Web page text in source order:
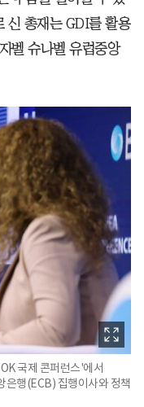
신 총재는 GDI를 활용
벨 슈나벨 유럽중앙
국제 콘퍼런스'에서
은행(ECB) 집행이사와 정책